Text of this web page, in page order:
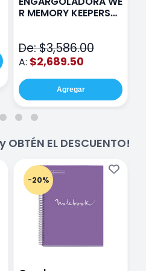
R MEMORY KEEPERS
De: $3,586.00
A: $2,689.50
Agregar
EL DESCUENTO!
-20%